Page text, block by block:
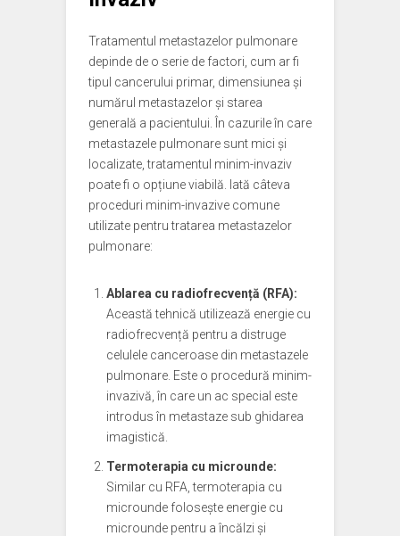
Tratamentul metastazelor pulmonare
depinde de o serie de factori, cum ar fi
tipul cancerului primar, dimensiunea și
numărul metastazelor și starea
generală a pacientului. În cazurile în care
metastazele pulmonare sunt mici și
localizate, tratamentul minim-invaziv
poate fi o opțiune viabilă. Iată câteva
proceduri minim-invazive comune
utilizate pentru tratarea metastazelor
pulmonare:
Ablarea cu radiofrecvență (RFA):
Această tehnică utilizează energie cu
radiofrecvență pentru a distruge
celulele canceroase din metastazele
pulmonare. Este o procedură minim-
invazivă, în care un ac special este
introdus în metastaze sub ghidarea
imagistică.
Termoterapia cu microunde:
Similar cu RFA, termoterapia cu
microunde folosește energie cu
microunde pentru a încălzi și